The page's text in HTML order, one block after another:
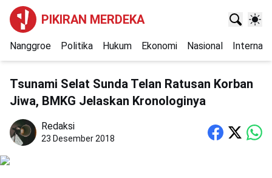
PIKIRAN MERDEKA
Nanggroe Politika Hukum Ekonomi Nasional
Tsunami Selat Sunda Telan Ratusan Korban
Jiwa, BMKG Jelaskan Kronologinya
Redaksi
23 Desember 2018